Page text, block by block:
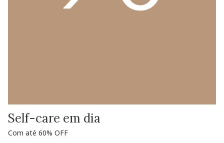
Self-care em dia
Com até 60% OFF